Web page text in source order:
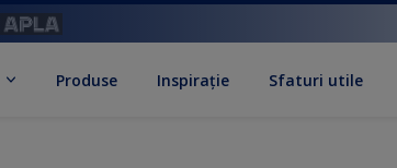
Produse Inspirație Sfaturi utile